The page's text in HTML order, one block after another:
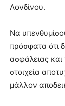
Λονδίνου.
Να
πρόσφατα ότι
ασφάλειας
στοιχεία
μάλλον